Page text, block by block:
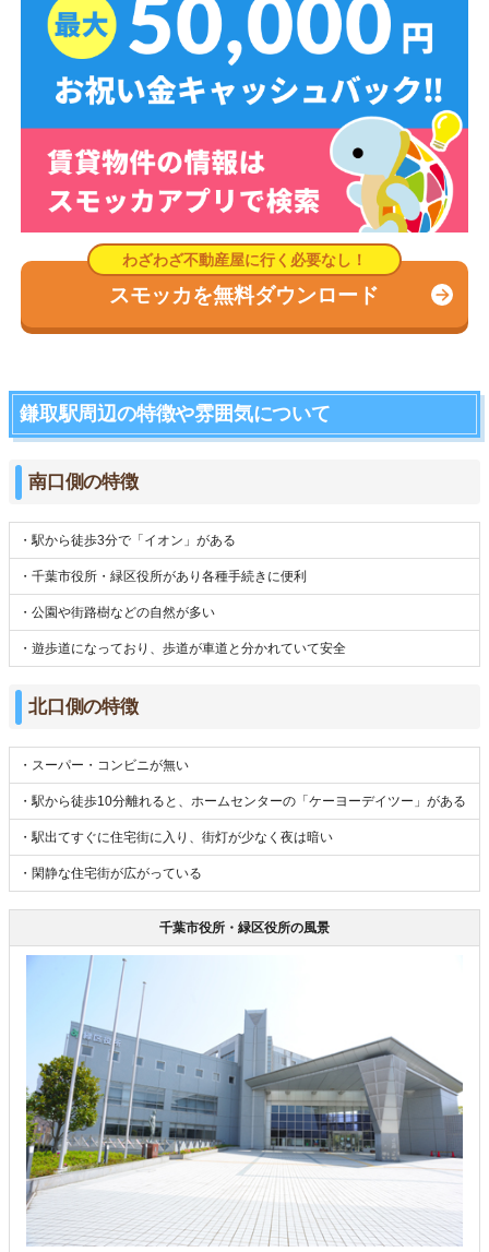
スモッカを無料ダウンロード
鎌取駅周辺の特徴や雰囲気について
南口側の特徴
・駅から徒歩3分で「イオン」がある
・千葉市役所・緑区役所があり各種手続きに便利
・公園や街路樹などの自然が多い
・遊歩道になっており、歩道が車道と分かれていて安全
北口側の特徴
・スーパー・コンビニが無い
・駅から徒歩10分離れると、ホームセンターの「ケーヨーデイツー」がある
・駅出てすぐに住宅街に入り、街灯が少なく夜は暗い
・閑静な住宅街が広がっている
千葉市役所・緑区役所の風景